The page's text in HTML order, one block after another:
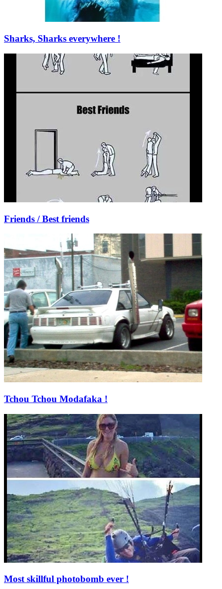
Sharks, Sharks everywhere !
Friends / Best friends
Tchou Tchou Modafaka !
Most skillful photobomb ever !